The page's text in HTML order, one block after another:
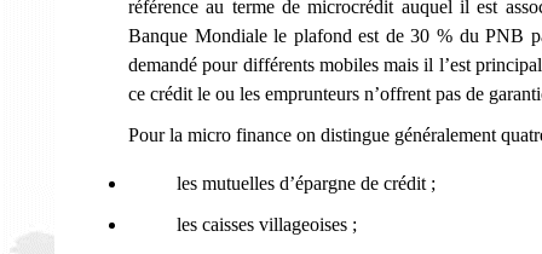
référence au terme de microcrédit auquel il est
Banque Mondiale le plafond est de 30 % du PNB
demandé pour différents mobiles mais il l’est
ce crédit le ou les emprunteurs n’offrent pas de
Pour la micro finance on distingue généralement
les mutuelles d’épargne de crédit ;
les caisses villageoises ;